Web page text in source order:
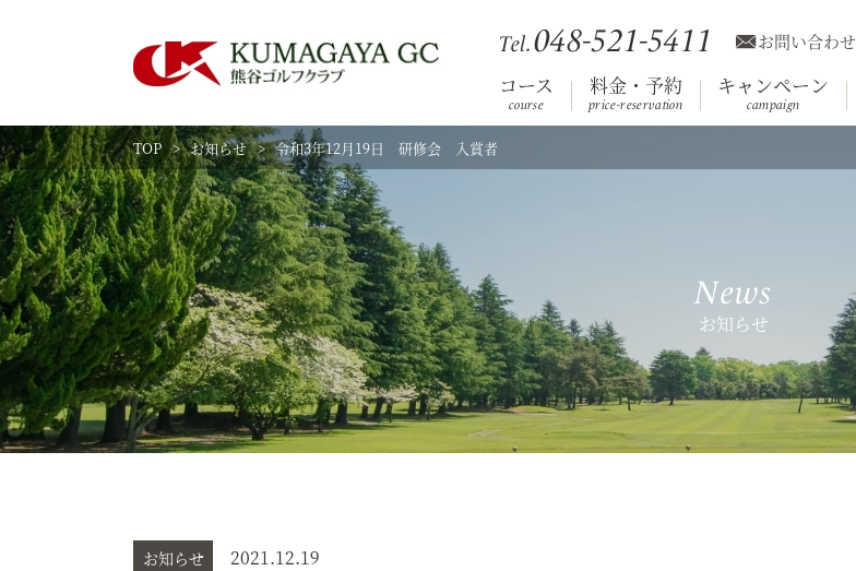
Tel.048-521-5411 お問い合わせ
コース
course
コース
料金・予約
price-reservation
キャンペーン
campaign
利用規約 施設案内
練習場
競技日程
TOP お知らせ 令和3年12月19日 研修会 入賞者
News
お知らせ
お知らせ 2021.12.19